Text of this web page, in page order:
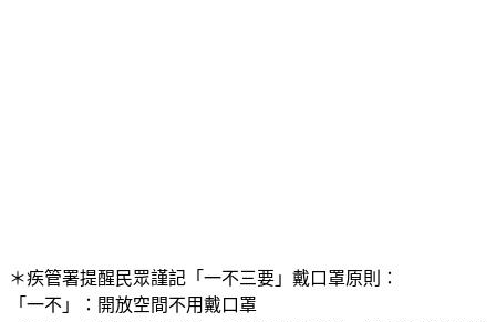
＊疾管署提醒民眾謹記 「一不三要」 戴口罩原則：
「一不」：開放空間不用戴口罩